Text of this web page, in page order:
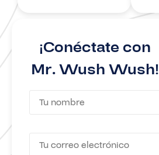
¡Conéctate con
Mr. Wush Wush!